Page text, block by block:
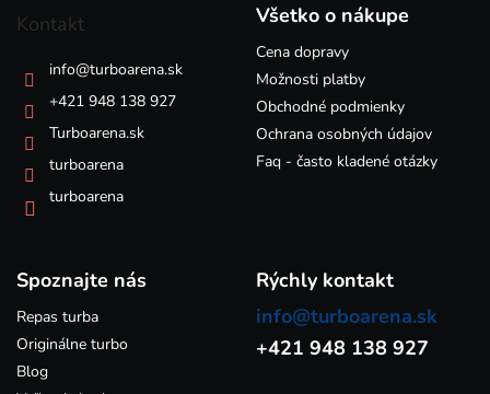
Kontakt
info@turboarena.sk
+421 948 138 927
Turboarena.sk
turboarena
turboarena
Všetko o nákupe
Cena dopravy
Možnosti platby
Obchodné podmienky
Ochrana osobných údajov
Faq - často kladené otázky
Spoznajte nás
Repas turba
Originálne turbo
Blog
Rýchly kontakt
info@turboarena.sk
+421 948 138 927